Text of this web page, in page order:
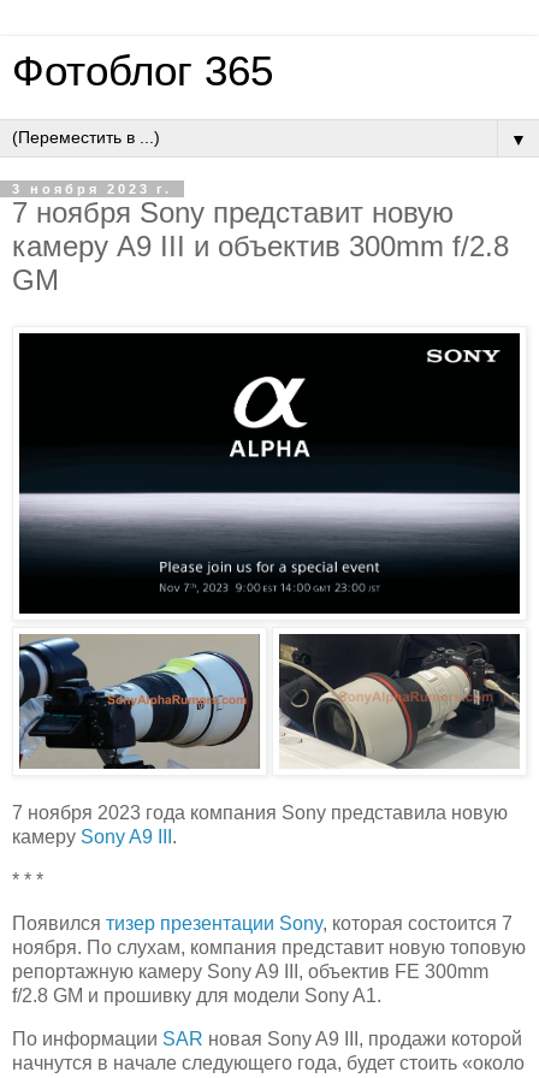
Фотоблог 365
▼
3 ноября 2023 г.
7 ноября Sony представит новую
камеру A9 III и объектив 300mm f/2.8
GM
7 ноября 2023 года компания Sony представила новую
камеру Sony A9 III .
* * *
Появился тизер презентации Sony, которая состоится 7
ноября. По слухам, компания представит новую топовую
репортажную камеру Sony A9 III, объектив FE 300mm
f/2.8 GM и прошивку для модели Sony A1.
По информации SAR новая Sony A9 III, продажи которой
начнутся в начале следующего года, будет стоить «около